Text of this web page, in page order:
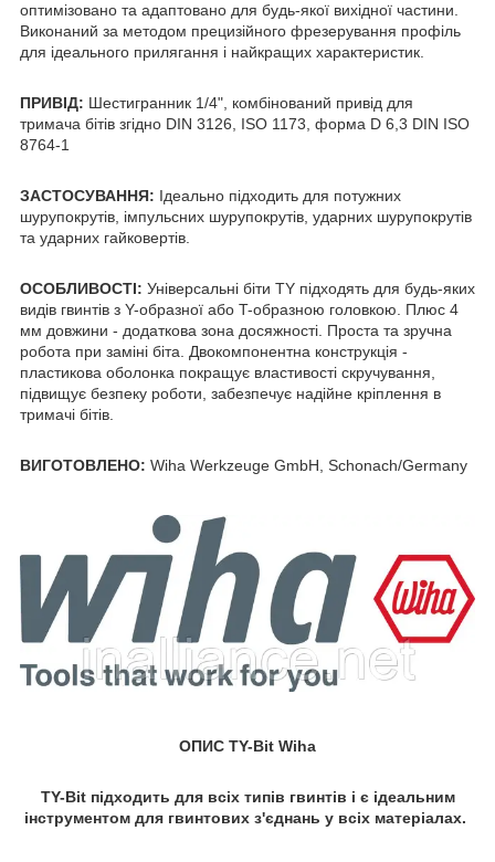
оптимізовано та адаптовано для будь-якої вихідної частини.
Виконаний за методом прецизійного фрезерування профіль
для ідеального прилягання і найкращих характеристик.
ПРИВІД: Шестигранник 1/4", комбінований привід для
тримача бітів згідно DIN 3126, ISO 1173, форма D 6,3 DIN ISO
8764-1
ЗАСТОСУВАННЯ: Ідеально підходить для потужних
шурупокрутів, імпульсних шурупокрутів, ударних шурупокрутів
та ударних гайковертів.
ОСОБЛИВОСТІ: Універсальні біти TY підходять для будь-яких
видів гвинтів з Y-образної або T-образною головкою. Плюс 4
мм довжини - додаткова зона досяжності. Проста та зручна
робота при заміні біта. Двокомпонентна конструкція -
пластикова оболонка покращує властивості скручування,
підвищує безпеку роботи, забезпечує надійне кріплення в
тримачі бітів.
ВИГОТОВЛЕНО: Wiha Werkzeuge GmbH, Schonach/Germany
ОПИС TY-Bit Wiha
TY-Bit підходить для всіх типів гвинтів і є ідеальним
інструментом для гвинтових з'єднань у всіх матеріалах.